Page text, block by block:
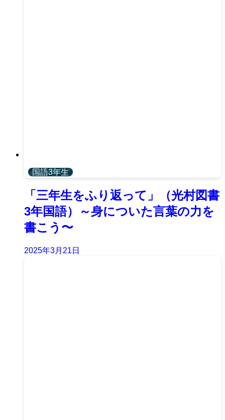
国語3年生
「三年生をふり返って」（光村図書
3年国語）～身についた言葉の力を
書こう〜
2025年3月21日